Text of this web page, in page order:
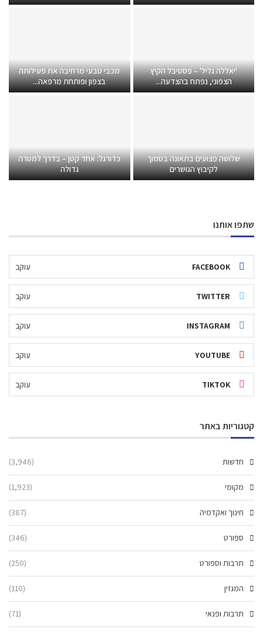
'יאללה גליל' – פסטיבל הקיץ
הצפוני, נפתח בהצדעה...
מכבי טבעי מרחיבה את פעילותה
בצפון ופותחת מרפאה...
שלושה פצועים בתאונה בסמוך
לקיבוץ הגושרים
כדורגל: אחד קטן – בדרך למטרה
גדולה
שתפו אותנו
FACEBOOK עוקב
TWITTER עוקב
INSTAGRAM עוקב
YOUTUBE עוקב
TIKTOK עוקב
קטגוריות באתר
חדשות (3,946)
מקומי (1,923)
חינוך ואקדמיה (387)
ספורט (346)
תרבות וספורט (250)
המגזין (110)
תרבות ופנאי (71)